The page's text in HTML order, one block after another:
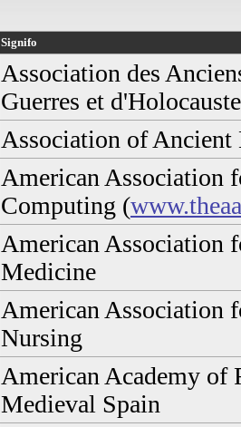
Signifo
Association des
Guerres et
Association of Ancient
American Association
Computing (
American Association
Medicine
American Association
Nursing
American Academy of
Medieval Spain